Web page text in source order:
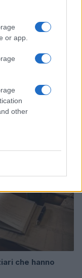
or app.
other
tra
che hanno